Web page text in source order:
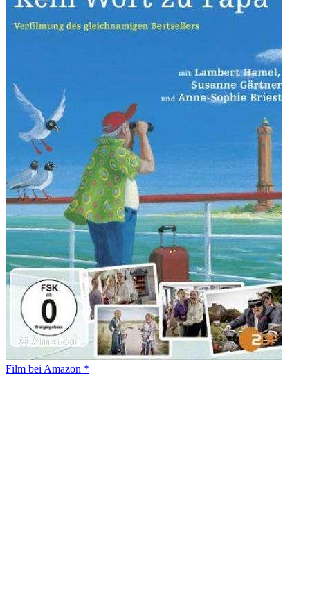
Film bei Amazon *